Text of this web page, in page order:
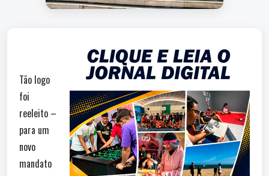
Tão logo
foi
reeleito –
para um
novo
mandato